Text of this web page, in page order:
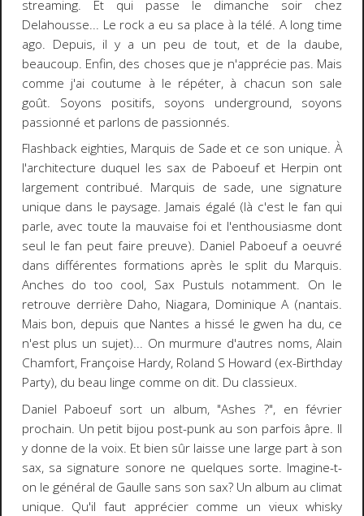
streaming. Et qui passe le dimanche soir chez
Delahousse... Le rock a eu sa place à la télé. A long time
ago. Depuis, il y a un peu de tout, et de la daube,
beaucoup. Enfin, des choses que je n'apprécie pas. Mais
comme j'ai coutume à le répéter, à chacun son sale
goût. Soyons positifs, soyons underground, soyons
passionné et parlons de passionnés.
Flashback eighties, Marquis de Sade et ce son unique. À
l'architecture duquel les sax de Paboeuf et Herpin ont
largement contribué. Marquis de sade, une signature
unique dans le paysage. Jamais égalé (là c'est le fan qui
parle, avec toute la mauvaise foi et l'enthousiasme dont
seul le fan peut faire preuve). Daniel Paboeuf a oeuvré
dans différentes formations après le split du Marquis.
Anches do too cool, Sax Pustuls notamment. On le
retrouve derrière Daho, Niagara, Dominique A (nantais.
Mais bon, depuis que Nantes a hissé le gwen ha du, ce
n'est plus un sujet)... On murmure d'autres noms, Alain
Chamfort, Françoise Hardy, Roland S Howard (ex-Birthday
Party), du beau linge comme on dit. Du classieux.
Daniel Paboeuf sort un album, "Ashes ?", en février
prochain. Un petit bijou post-punk au son parfois âpre. Il
y donne de la voix. Et bien sûr laisse une large part à son
sax, sa signature sonore ne quelques sorte. Imagine-t-
on le général de Gaulle sans son sax? Un album au climat
unique. Qu'il faut apprécier comme un vieux whisky